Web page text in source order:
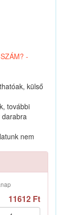
-
külső
további
darabra
nem
11612 Ft